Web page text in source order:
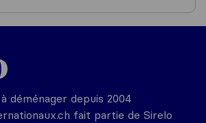
déménager depuis 2004
fait partie de Sirelo